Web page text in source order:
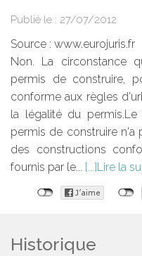
Publié le : 27/07/2012
Source : www.eurojuris.fr
Non. La circonstance
permis de construire,
conforme aux règles
la légalité du
permis de construire n'a
des constructions
fournis par le...
Lire la
Historique